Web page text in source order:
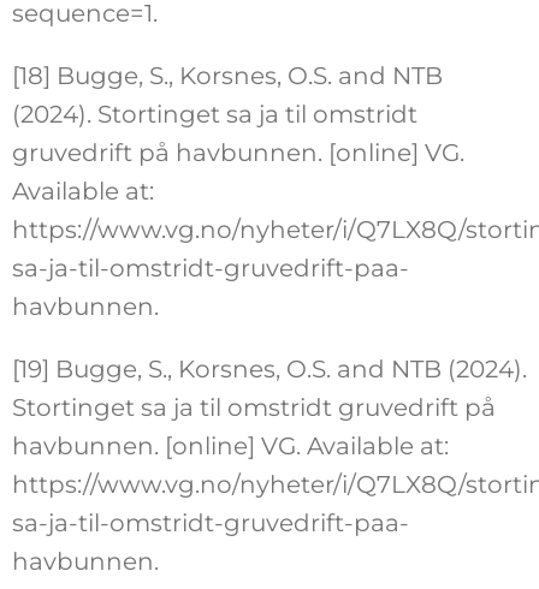
sequence=1.
[18] Bugge, S., Korsnes, O.S. and NTB
(2024). Stortinget sa ja til omstridt
gruvedrift på havbunnen. [online] VG.
Available at:
https://www.vg.no/nyheter/i/Q7LX8Q/
sa-ja-til-omstridt-gruvedrift-paa-
havbunnen.
[19] Bugge, S., Korsnes, O.S. and NTB (2024).
Stortinget sa ja til omstridt gruvedrift på
havbunnen. [online] VG. Available at:
https://www.vg.no/nyheter/i/Q7LX8Q/
sa-ja-til-omstridt-gruvedrift-paa-
havbunnen.